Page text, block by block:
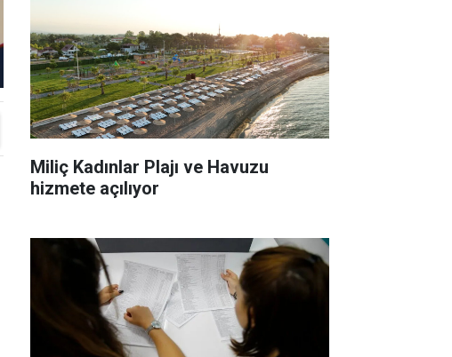
Miliç Kadınlar Plajı ve Havuzu
hizmete açılıyor